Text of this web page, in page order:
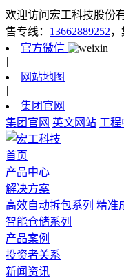
欢迎访问宏工科技股份
售专线： 13662889252，
官方微信
|
网站地图
|
集团官网
集团官网 英文网站 工程
首页
产品中心
解决方案
高效自动拆包系列 精准
智能仓储系列
产品案例
投资者关系
新闻资讯